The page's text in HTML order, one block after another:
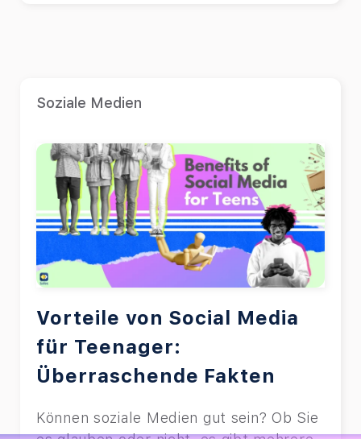
Soziale Medien
Vorteile von Social Media
für Teenager:
Überraschende Fakten
Können soziale Medien gut sein? Ob Sie